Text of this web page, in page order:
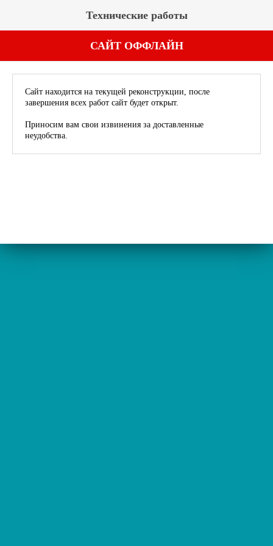
Технические работы
САЙТ ОФФЛАЙН
Сайт находится на текущей реконструкции, после
завершения всех работ сайт будет открыт.
Приносим вам свои извинения за доставленные
неудобства.